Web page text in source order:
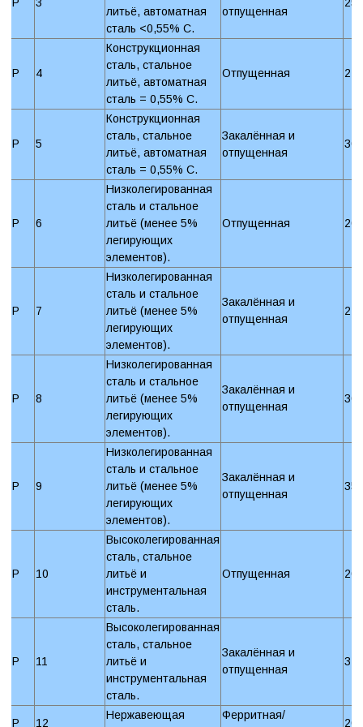
литьё, автоматная
сталь <0,55% C.
отпущенная
P 4
Конструкционная
сталь, стальное
литьё, автоматная
сталь = 0,55% C.
Отпущенная
P 5
Конструкционная
сталь, стальное
литьё, автоматная
сталь = 0,55% C.
Закалённая и
отпущенная
P 6
Низколегированная
сталь и стальное
литьё (менее 5%
легирующих
элементов).
Отпущенная
P 7
Низколегированная
сталь и стальное
литьё (менее 5%
легирующих
элементов).
Закалённая и
отпущенная
P 8
Низколегированная
сталь и стальное
литьё (менее 5%
легирующих
элементов).
Закалённая и
отпущенная
P 9
Низколегированная
сталь и стальное
литьё (менее 5%
легирующих
элементов).
Закалённая и
отпущенная
P 10
Высоколегированная
сталь, стальное
литьё и
инструментальная
сталь.
Отпущенная
P 11
Высоколегированная
сталь, стальное
литьё и
инструментальная
сталь.
Закалённая и
отпущенная
P 12
Нержавеющая
Ферритная/